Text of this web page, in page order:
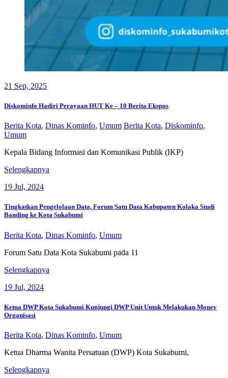
21 Sep, 2025
Diskominfo Hadiri Perayaan HUT Ke – 10 Berita Ekspos
Berita Kota, Dinas Kominfo, Umum Berita Kota, Diskominfo,
Umum
Kepala Bidang Informasi dan Komunikasi Publik (IKP)
Selengkapnya
Ke
–
Berita
19 Jul, 2024
Tingkatkan Pengelolaan Data, Forum Satu Data Kabupaten Kolaka Studi
Banding ke Kota Sukabumi
Berita Kota, Dinas Kominfo, Umum
Forum Satu Data Kota Sukabumi pada 11
Selengkapnya
Satu
Kolaka
Banding
Kota
19 Jul, 2024
Ketua DWP Kota Sukabumi Kunjungi DWP Unit Untuk Melakukan Monev
Organisasi
Berita Kota, Dinas Kominfo, Umum
Ketua Dharma Wanita Persatuan (DWP) Kota Sukabumi,
Selengkapnya